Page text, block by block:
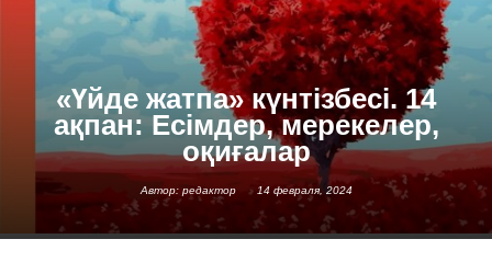
«Үйде жатпа» күнтізбесі. 14
ақпан: Есімдер, мерекелер,
оқиғалар
Автор: редактор 14 февраля, 2024